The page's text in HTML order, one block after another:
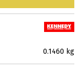
0.1460 kg